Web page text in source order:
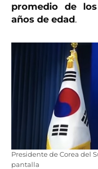
promedio de
años de edad.
Presidente de Corea del
pantalla